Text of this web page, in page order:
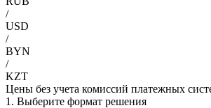
/
USD
/
BYN
/
KZT
Цены без учета комиссий платежных
1. Выберите формат решения